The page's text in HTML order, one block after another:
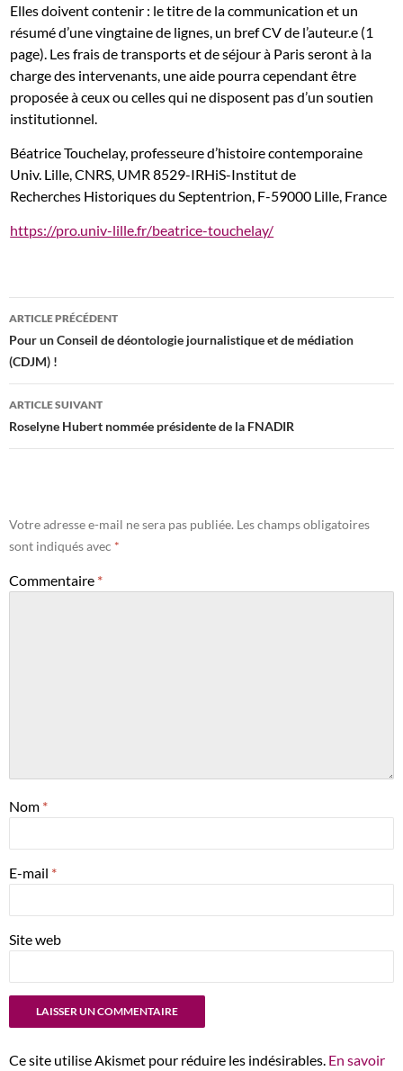
Elles doivent contenir : le titre de la communication et un
résumé d’une vingtaine de lignes, un bref CV de l’auteur.e (1
page). Les frais de transports et de séjour à Paris seront à la
charge des intervenants, une aide pourra cependant être
proposée à ceux ou celles qui ne disposent pas d’un soutien
institutionnel.
Béatrice Touchelay, professeure d’histoire contemporaine
Univ. Lille, CNRS, UMR 8529-IRHiS-Institut de
Recherches Historiques du Septentrion, F-59000 Lille, France
https://pro.univ-lille.fr/beatrice-touchelay/
Navigation
des
articles
ARTICLE PRÉCÉDENT
Pour un Conseil de déontologie journalistique et de médiation
(CDJM) !
ARTICLE SUIVANT
Roselyne Hubert nommée présidente de la FNADIR
Votre adresse e-mail ne sera pas publiée. Les champs obligatoires
sont indiqués avec *
Commentaire *
Nom *
E-mail *
Site web
Ce site utilise Akismet pour réduire les indésirables. En savoir